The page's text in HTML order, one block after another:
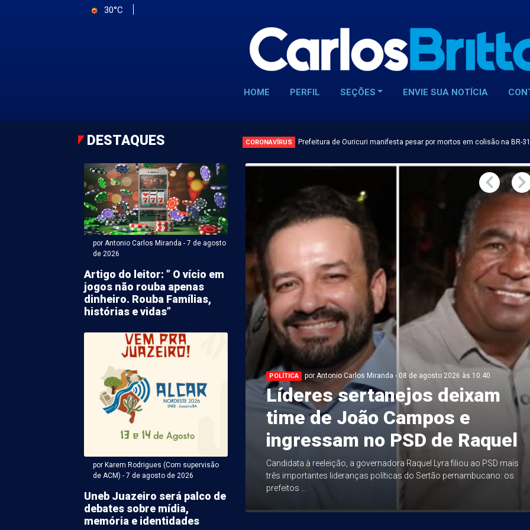
30°C
HOME PERFIL SEÇÕES ENVIE SUA NOTÍCIA
DESTAQUES CORONAVÍRUS Prefeitura de Ouricuri manifesta pesar por mortos em colisão na BR-
por Antonio Carlos Miranda - 7 de agosto
de 2026
Artigo do leitor: ” O vício em
jogos não rouba apenas
dinheiro. Rouba Famílias,
histórias e vidas”
por Karem Rodrigues (Com supervisão
de ACM) - 7 de agosto de 2026
Uneb Juazeiro será palco de
debates sobre mídia,
memória e identidades
Carlos Miranda - 07 de agosto 2026 às 22:40
o Palmeiras de Petrolina é uma das forças do
POLÍTICA por Antonio Carlos Miranda - 08 de agosto 2026 às 10:40
Líderes sertanejos deixam
time de João Campos e
ingressam no PSD de Raquel
Candidata à reeleição, a governadora Raquel Lyra filiou ao PSD mais
três importantes lideranças políticas do Sertão pernambucano: os
prefeitos ...